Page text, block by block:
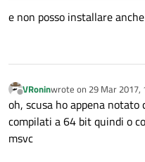
e non posso installare
Offline
VRoninwrote on 29 Mar 2017,
last edited by
oh, scusa ho appena
compilati a 64 bit quindi o
msvc